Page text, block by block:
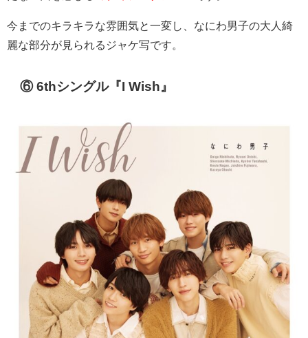
今までのキラキラな雰囲気と一変し、なにわ男子の大人綺
麗な部分が見られるジャケ写です。
⑥ 6thシングル『I Wish』